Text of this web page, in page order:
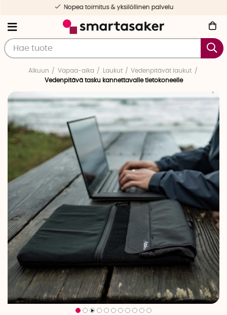
Nopea toimitus & yksilöllinen palvelu
Alkuun Vapaa-aika Laukut
Vedenpitävät laukut
Vedenpitävä tasku kannettavalle tietokoneelle